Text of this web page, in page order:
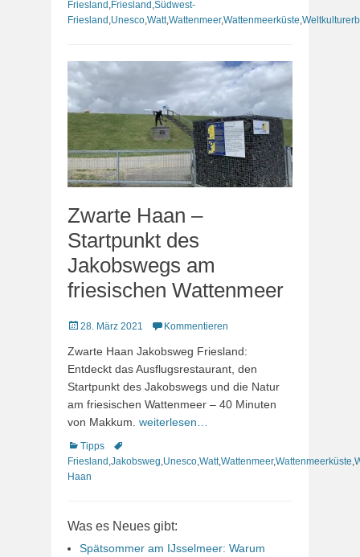
Friesland Friesland Südwest-
Friesland Unesco Watt,Wattenmeer,Wattenmeerküste
Zwarte Haan –
Startpunkt des
Jakobswegs am
friesischen Wattenmeer
Veröffentlicht
28. März 2021 Kommentieren
Zwarte Haan Jakobsweg Friesland:
Entdeckt das Ausflugsrestaurant, den
Startpunkt des Jakobswegs und die Natur
am friesischen Wattenmeer – 40 Minuten
von Makkum. weiterlesen…
Kategorien
Tipps
Schlagworte
Friesland ,Jakobsweg,Unesco,Watt,Wattenmeer,Wattenmeerküste,
Haan
Was es Neues gibt:
Spätsommer am IJsselmeer: Warum